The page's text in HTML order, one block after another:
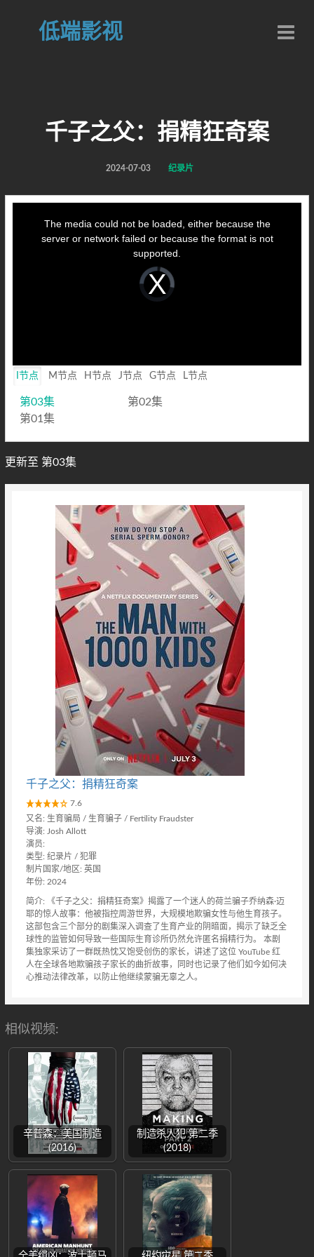
低端影视
千子之父：捐精狂奇案
2024-07-03 纪录片
Video
Player
loading.
The media could not be loaded, either because the
server or network failed or because the format is not
supported.
I节点 M节点 H节点 J节点 G节点 L节点
第03集
第02集
第01集
更新至 第03集
千子之父：捐精狂奇案
7.6
又名: 生育骗局 / 生育骗子 / Fertility Fraudster‎
导演: Josh Allott
演员:
类型: 纪录片 / 犯罪
制片国家/地区: 英国
年份: 2024
简介: 《千子之父：捐精狂奇案》揭露了一个迷人的荷兰骗子乔纳森·迈
耶的惊人故事：他被指控周游世界，大规模地欺骗女性与他生育孩子。
这部包含三个部分的剧集深入调查了生育产业的阴暗面，揭示了缺乏全
球性的监管如何导致一些国际生育诊所仍然允许匿名捐精行为。 本剧
集独家采访了一群既热忱又饱受创伤的家长，讲述了这位 YouTube 红
人在全球各地欺骗孩子家长的曲折故事，同时也记录了他们如今如何决
心推动法律改革，以防止他继续蒙骗无辜之人。
相似视频:
辛普森：美国制造
(2016)
制造杀人犯 第二季
(2018)